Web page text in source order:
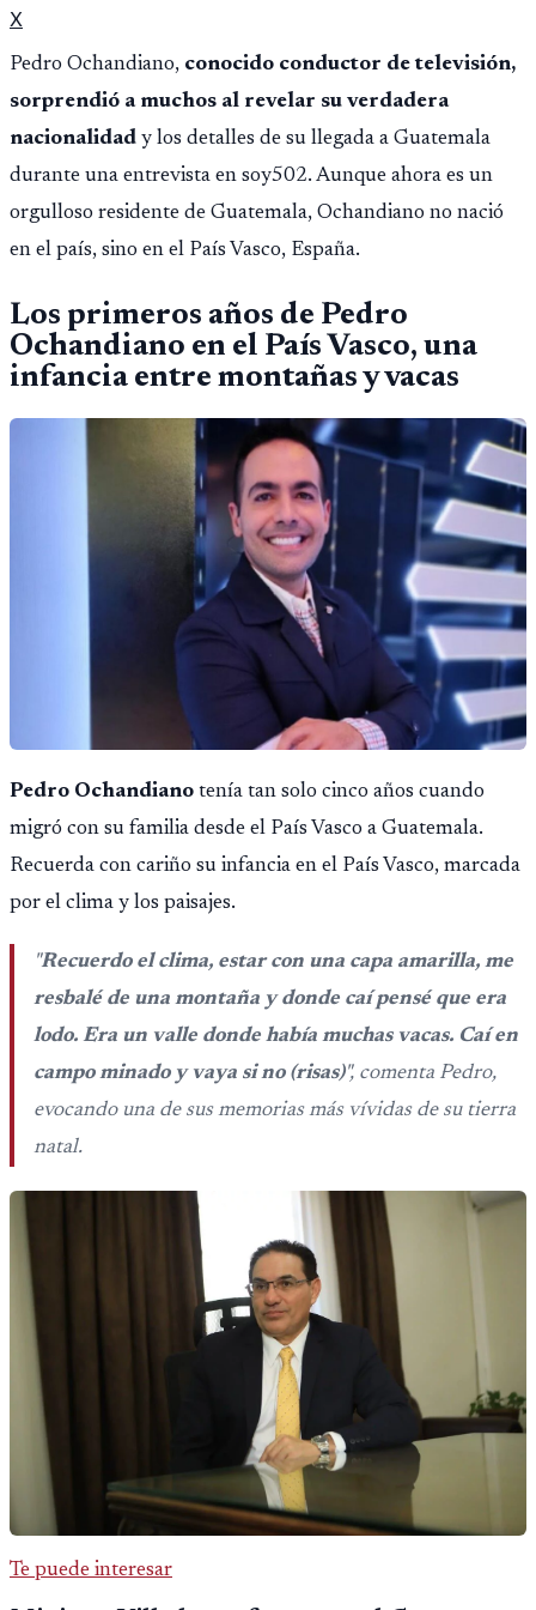
X
Pedro Ochandiano, conocido conductor de televisión,
sorprendió a muchos al revelar su verdadera
nacionalidad y los detalles de su llegada a Guatemala
durante una entrevista en soy502. Aunque ahora es un
orgulloso residente de Guatemala, Ochandiano no nació
en el país, sino en el País Vasco, España.
Los primeros años de Pedro
Ochandiano en el País Vasco, una
infancia entre montañas y vacas
Pedro Ochandiano tenía tan solo cinco años cuando
migró con su familia desde el País Vasco a Guatemala.
Recuerda con cariño su infancia en el País Vasco, marcada
por el clima y los paisajes.
"Recuerdo el clima, estar con una capa amarilla, me
resbalé de una montaña y donde caí pensé que era
lodo. Era un valle donde había muchas vacas. Caí en
campo minado y vaya si no (risas)", comenta Pedro,
evocando una de sus memorias más vívidas de su tierra
natal.
Te puede interesar